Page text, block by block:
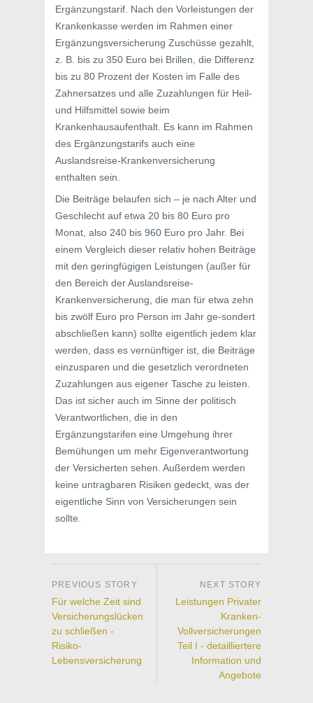
Ergänzungstarif. Nach den Vorleistungen der
Krankenkasse werden im Rahmen einer
Ergänzungsversicherung Zuschüsse gezahlt,
z. B. bis zu 350 Euro bei Brillen, die Differenz
bis zu 80 Prozent der Kosten im Falle des
Zahnersatzes und alle Zuzahlungen für Heil-
und Hilfsmittel sowie beim
Krankenhausaufenthalt. Es kann im Rahmen
des Ergänzungstarifs auch eine
Auslandsreise-Krankenversicherung
enthalten sein.
Die Beiträge belaufen sich – je nach Alter und
Geschlecht auf etwa 20 bis 80 Euro pro
Monat, also 240 bis 960 Euro pro Jahr. Bei
einem Vergleich dieser relativ hohen Beiträge
mit den geringfügigen Leistungen (außer für
den Bereich der Auslandsreise-
Krankenversicherung, die man für etwa zehn
bis zwölf Euro pro Person im Jahr ge-sondert
abschließen kann) sollte eigentlich jedem klar
werden, dass es vernünftiger ist, die Beiträge
einzusparen und die gesetzlich verordneten
Zuzahlungen aus eigener Tasche zu leisten.
Das ist sicher auch im Sinne der politisch
Verantwortlichen, die in den
Ergänzungstarifen eine Umgehung ihrer
Bemühungen um mehr Eigenverantwortung
der Versicherten sehen. Außerdem werden
keine untragbaren Risiken gedeckt, was der
eigentliche Sinn von Versicherungen sein
sollte.
Für welche Zeit sind
Versicherungslücken
zu schließen -
Risiko-
Lebensversicherung
Leistungen Privater
Kranken-
Vollversicherungen
Teil I - detailliertere
Information und
Angebote